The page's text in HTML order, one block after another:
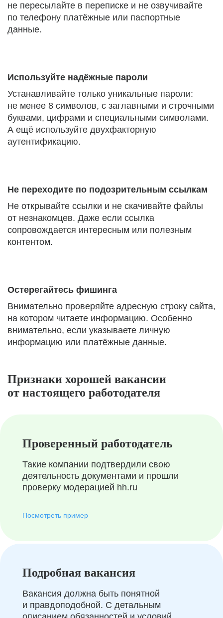
не пересылайте в переписке и не озвучивайте
по телефону платёжные или паспортные
данные.
Используйте надёжные пароли
Устанавливайте только уникальные пароли:
не менее 8 символов, с заглавными и строчными
буквами, цифрами и специальными символами.
А ещё используйте двухфакторную
аутентификацию.
Не переходите по подозрительным ссылкам
Не открывайте ссылки и не скачивайте файлы
от незнакомцев. Даже если ссылка
сопровождается интересным или полезным
контентом.
Остерегайтесь фишинга
Внимательно проверяйте адресную строку сайта,
на котором читаете информацию. Особенно
внимательно, если указываете личную
информацию или платёжные данные.
Признаки хорошей вакансии
от настоящего работодателя
Проверенный работодатель
Такие компании подтвердили свою
деятельность документами и прошли
проверку модерацией hh.ru
Посмотреть пример
Подробная вакансия
Вакансия должна быть понятной
и правдоподобной. С детальным